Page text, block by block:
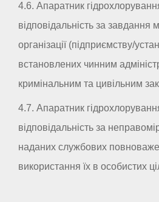
4.6. Апаратник
відповідальність за завдання
організації (підприємству/
встановлених чинним
кримінальним та цивільним
4.7. Апаратник
відповідальність за
наданих службових
використання їх в особистих